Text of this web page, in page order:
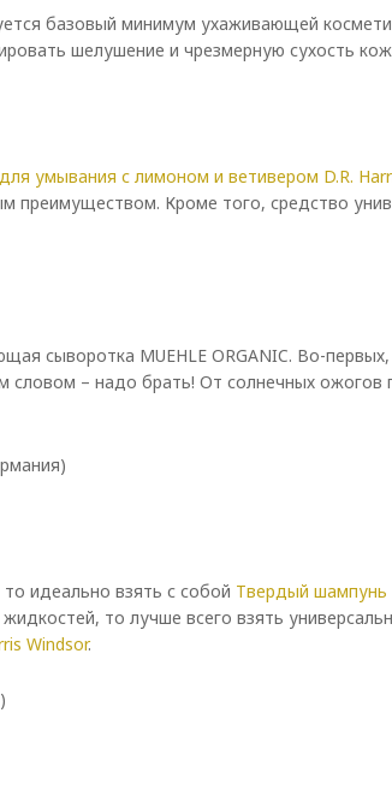
базовый минимум ухаживающей
шелушение и чрезмерную сухость
умывания с лимоном и ветивером D.R.
преимуществом. Кроме того, средство
сыворотка MUEHLE ORGANIC. Во-
словом – надо брать! От солнечных ожогов
идеально взять с собой Твердый шампунь
то лучше всего взять
Windsor.